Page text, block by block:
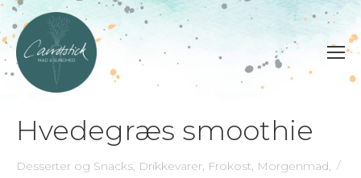
Hvedegræs smoothie
Desserter og Snacks, Drikkevarer, Frokost, Morgenmad,